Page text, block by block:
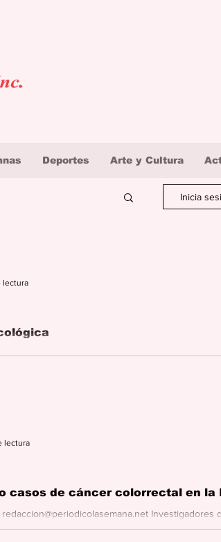
Deportes Arte y Cultura
Inicia
Oncólogo Hospital Pavia Caguas La
lectura
casos de cáncer colorrectal en la
lectura